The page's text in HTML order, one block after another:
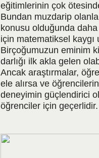
eğitimlerinin çok
Bundan muzdarip
konusu olduğunda
için matematiksel
Birçoğumuzun eminim ki
darlığı ilk akla gelen
Ancak araştırmalar,
ele alırsa ve
deneyimin güçlendirici
öğrenciler için geçerlidir.